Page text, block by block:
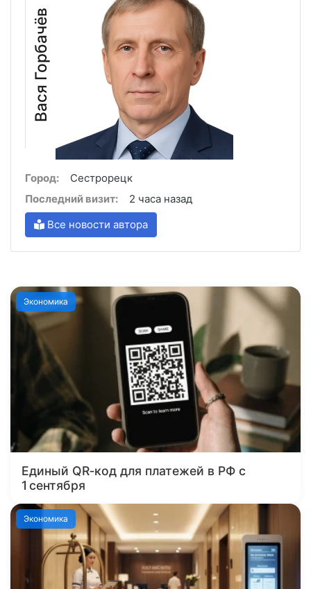
Вася Горбачёв
Город:
Сестрорецк
Последний визит:
2 часа назад
Все новости автора
Экономика
Единый QR‑код для платежей в РФ с
1 сентября
Экономика